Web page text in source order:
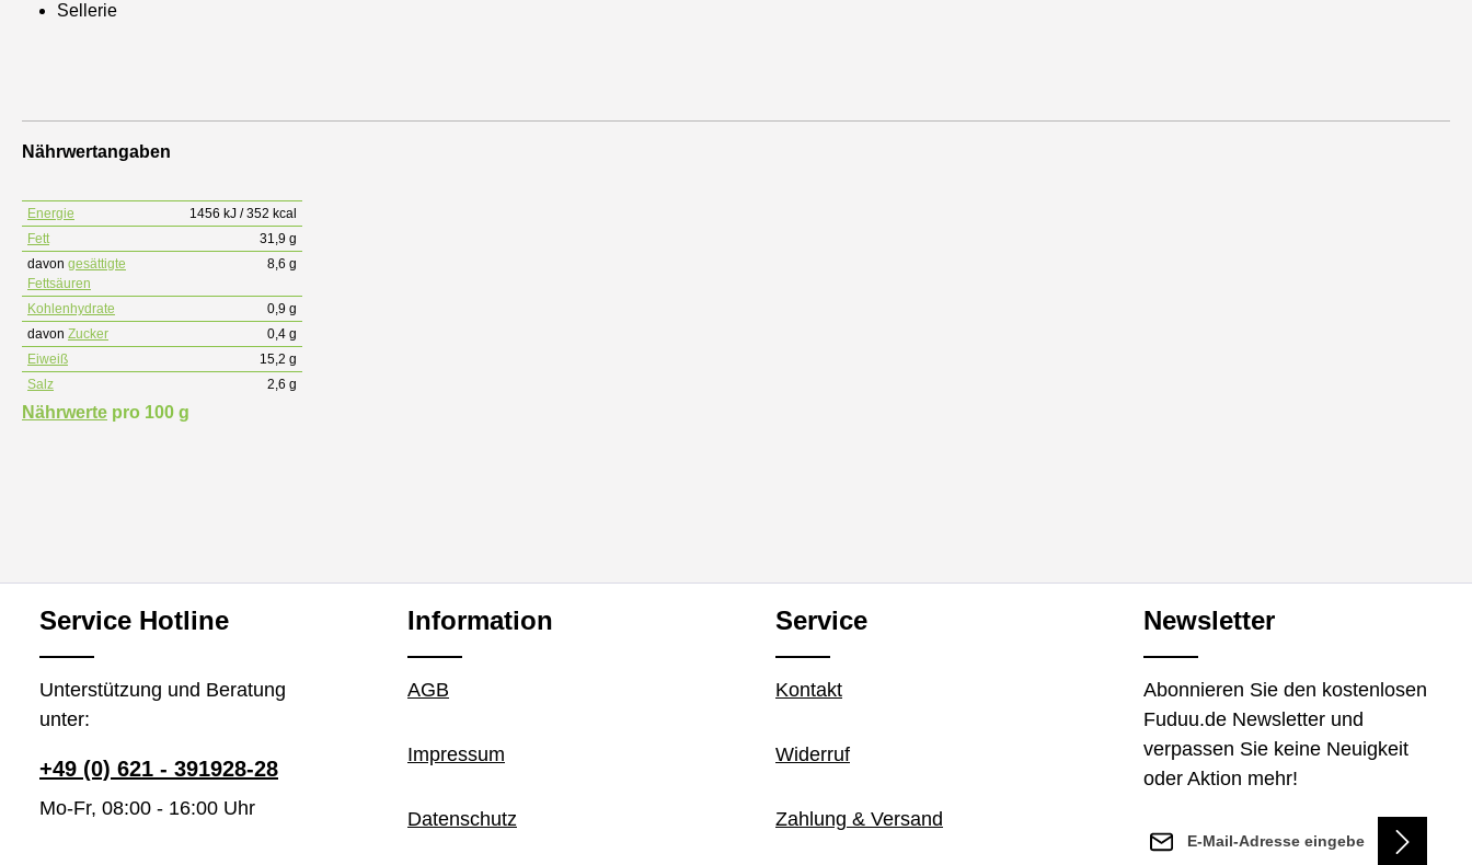
Sellerie
Nährwertangaben
Nährwerte pro 100 g
Energie
1456 kJ / 352 kcal
Fett
31,9 g
davon gesättigte
Fettsäuren
8,6 g
Kohlenhydrate
0,9 g
davon Zucker
0,4 g
Eiweiß
15,2 g
Salz
2,6 g
Service Hotline
Unterstützung und Beratung
unter:
+49 (0) 621 - 391928-28
Mo-Fr, 08:00 - 16:00 Uhr
Information
AGB
Impressum
Datenschutz
Service
Kontakt
Widerruf
Zahlung & Versand
Newsletter
Abonnieren Sie den kostenlosen
Fuduu.de Newsletter und
verpassen Sie keine Neuigkeit
oder Aktion mehr!